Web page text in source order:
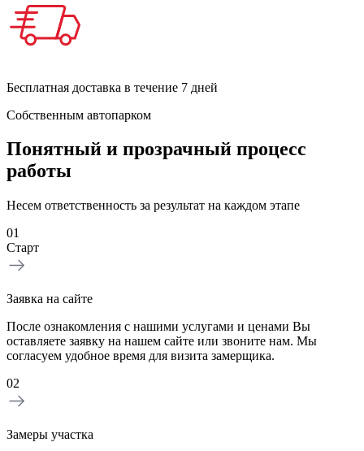
Бесплатная доставка в течение 7 дней
Собственным автопарком
Понятный и прозрачный процесс
работы
Несем ответственность за результат на каждом этапе
01
Старт
Заявка на сайте
После ознакомления с нашими услугами и ценами Вы
оставляете заявку на нашем сайте или звоните нам. Мы
согласуем удобное время для визита замерщика.
02
Замеры участка